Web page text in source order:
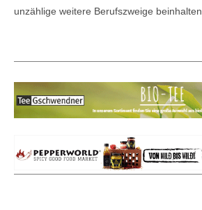
unzählige weitere Berufszweige beinhalten.